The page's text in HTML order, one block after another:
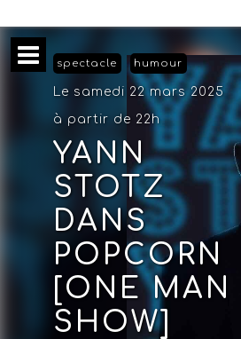
spectacle humour
Le samedi 22 mars 2025
à partir de 22h
YANN
STOTZ
DANS
POPCORN
[ONE MAN
SHOW]